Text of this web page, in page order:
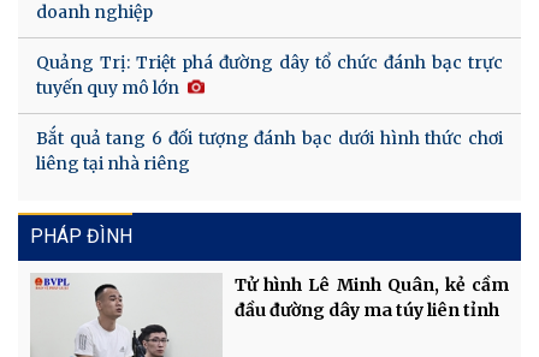
doanh nghiệp
Quảng Trị: Triệt phá đường dây tổ chức đánh bạc trực
tuyến quy mô lớn
Bắt quả tang 6 đối tượng đánh bạc dưới hình thức chơi
liêng tại nhà riêng
PHÁP ĐÌNH
Tử hình Lê Minh Quân, kẻ cầm
đầu đường dây ma túy liên tỉnh